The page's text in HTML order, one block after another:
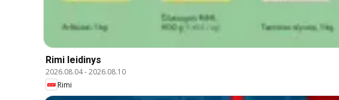
Rimi leidinys
2026.08.04-2026.08.10
Rimi